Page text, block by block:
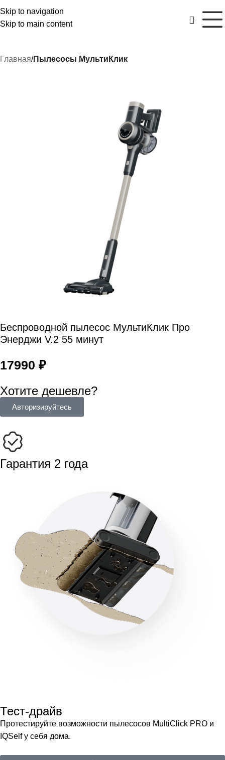
Skip to navigation
Skip to main content
Главная Пылесосы МультиКлик
Беспроводной пылесос МультиКлик Про
Энерджи V.2 55 минут
17990 ₽
Хотите дешевле?
Авторизируйтесь
Гарантия 2 года
Тест-драйв
Протестируйте возможности пылесосов MultiClick PRO и
IQSelf у себя дома.